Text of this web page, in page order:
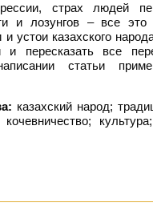
страх людей
и лозунгов – все
устои казахского
и пересказать все
статьи
казахский народ;